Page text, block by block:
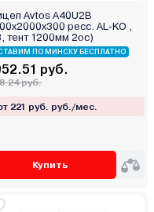
Avtos A40U2B
ресс. AL-KO ,
тент 1200мм 2ос)
ПО МИНСКУ БЕСПЛАТНО
руб.
руб.
221 руб. руб./мес.
Купить